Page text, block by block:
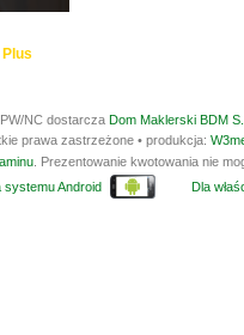
NC dostarcza Dom Maklerski BDM
prawa zastrzeżone • produkcja:
. Prezentowanie kwotowania nie
systemu Android Dla